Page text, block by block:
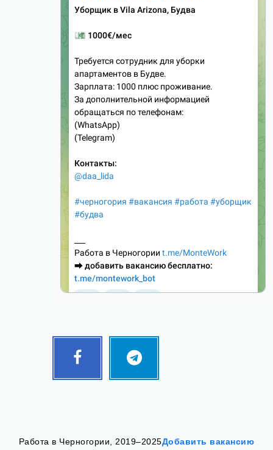
Facebook Telegram
Follow
Работа в Черногории, 2019–2025Добавить вакансию